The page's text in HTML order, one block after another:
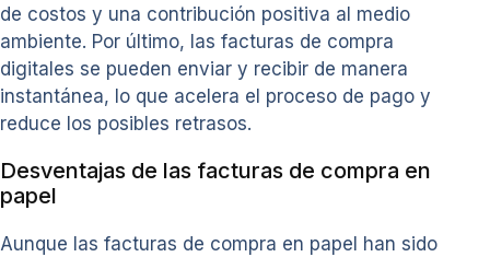
de costos y una contribución positiva al medio
ambiente. Por último, las facturas de compra
digitales se pueden enviar y recibir de manera
instantánea, lo que acelera el proceso de pago y
reduce los posibles retrasos.
Desventajas de las facturas de compra en
papel
Aunque las facturas de compra en papel han sido